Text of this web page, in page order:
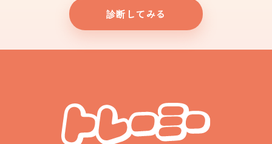
診断してみる